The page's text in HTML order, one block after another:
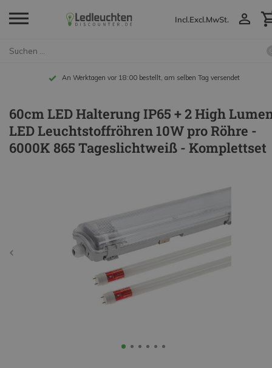
Incl.Excl.MwSt.
An Werktagen vor 18:00 bestellt, am selben Tag versendet
60cm LED Halterung IP65 + 2 High
LED Leuchtstoffröhren 10W pro Röhre -
6000K 865 Tageslichtweiß - Komplettset